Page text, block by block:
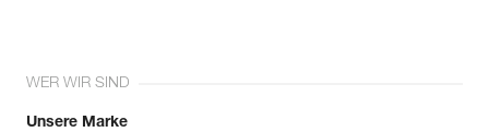
WER WIR SIND
Unsere Marke